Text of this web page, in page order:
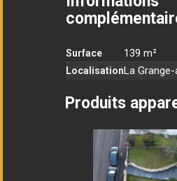
Surface 139 m²
LocalisationLa
Produits